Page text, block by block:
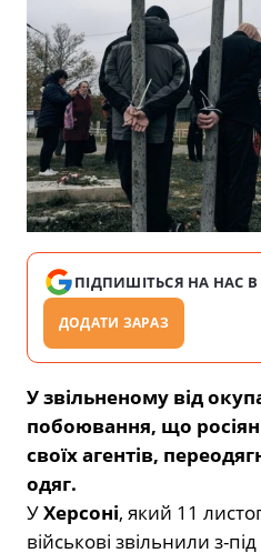
ПІДПИШІТЬСЯ НА НАС В
ДОДАТИ ЗАРАЗ
У звільненому від
побоювання, що
своїх агентів,
одяг.
УХерсоні, який 11
військові звільнили з-